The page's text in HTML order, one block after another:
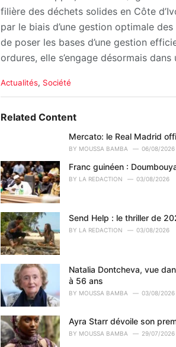
filière des déchets solides en Côte
par le biais d’une gestion optimale
de poser les bases d’une gestion
ordures, elle s’engage désormais
C
e
e
s
:
Actualités, Société
Related Content
Mercato: le Real Madrid
BY MOUSSA BAMBA 06/08/2026
Franc guinéen :
BY LA REDACTION 03/08/2026
Send Help : le thriller de
BY LA REDACTION 03/08/2026
Natalia Dontcheva, vue
à 56 ans
BY MOUSSA BAMBA 03/08/2026
Ayra Starr dévoile son
BY MOUSSA BAMBA 29/07/2026